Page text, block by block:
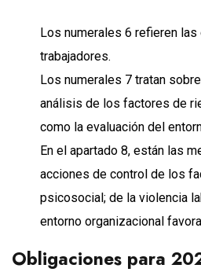
Los numerales 6 refieren
trabajadores.
Los numerales 7 tratan
análisis de los factores de
como la evaluación del
En el apartado 8, están las
acciones de control de los
psicosocial; de la violencia
entorno organizacional
Obligaciones para